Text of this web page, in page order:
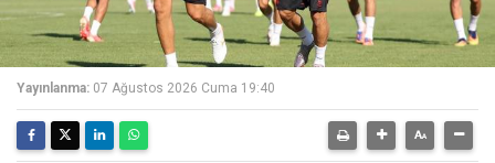
Yayınlanma: 07 Ağustos 2026 Cuma 19:40